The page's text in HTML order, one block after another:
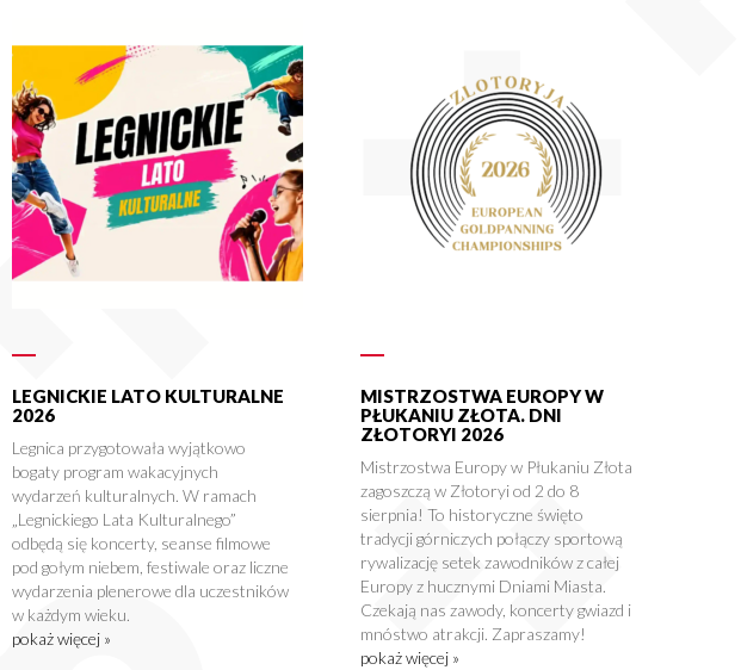
LEGNICKIE LATO KULTURALNE
2026
Legnica przygotowała wyjątkowo
bogaty program wakacyjnych
wydarzeń kulturalnych. W ramach
„Legnickiego Lata Kulturalnego”
odbędą się koncerty, seanse filmowe
pod gołym niebem, festiwale oraz liczne
wydarzenia plenerowe dla uczestników
w każdym wieku.
pokaż więcej »
MISTRZOSTWA EUROPY W
PŁUKANIU ZŁOTA. DNI
ZŁOTORYI 2026
Mistrzostwa Europy w Płukaniu Złota
zagoszczą w Złotoryi od 2 do 8
sierpnia! To historyczne święto
tradycji górniczych połączy sportową
rywalizację setek zawodników z całej
Europy z hucznymi Dniami Miasta.
Czekają nas zawody, koncerty gwiazd i
mnóstwo atrakcji. Zapraszamy!
pokaż więcej »